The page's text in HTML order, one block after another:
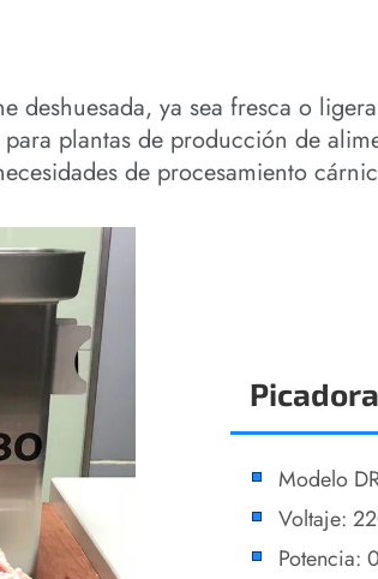
deshuesada, ya sea fresca o
plantas de producción de
de procesamiento
Modelo
Voltaje:
Potencia: